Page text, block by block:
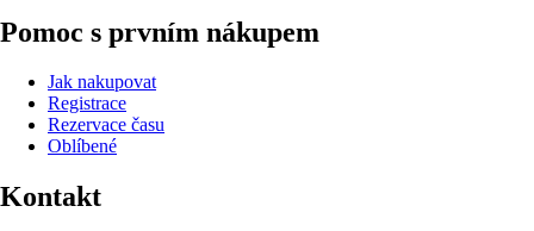
Pomoc s prvním nákupem
Jak nakupovat
Registrace
Rezervace času
Oblíbené
Kontakt